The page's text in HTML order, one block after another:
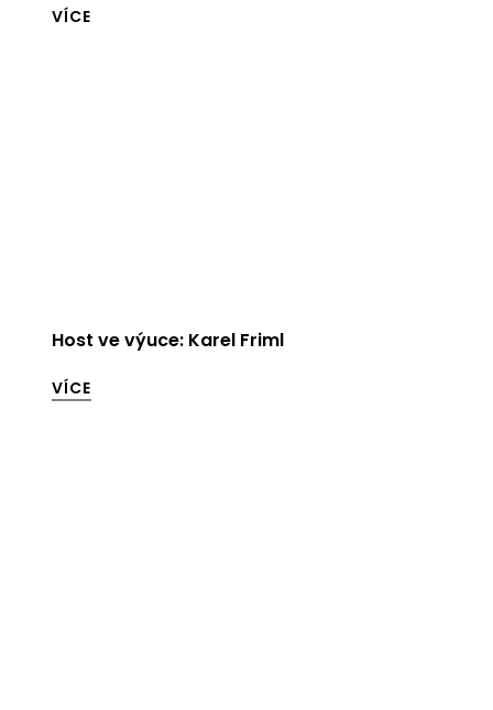
VÍCE
Host ve výuce: Karel Friml
VÍCE